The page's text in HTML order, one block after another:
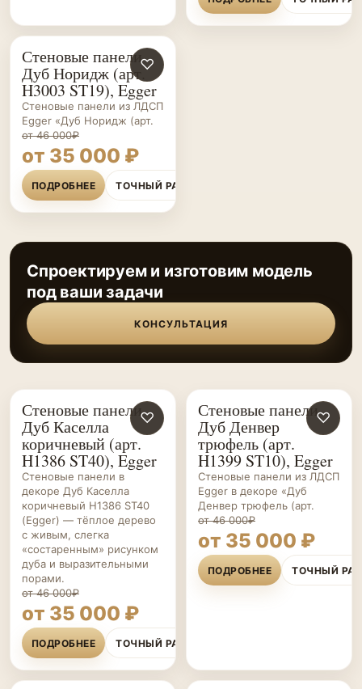
СТЕНОВЫЕ
ПАНЕЛИ НА ЗАКАЗ
♡
Стеновые панели
Дуб Норидж (арт.
H3003 ST19), Egger
Стеновые панели из ЛДСП
Egger «Дуб Норидж (арт.
от 46 000₽
от 35 000 ₽
ПОДРОБНЕЕ ТОЧНЫЙ РАСЧЁТ
Спроектируем и изготовим модель
под ваши задачи
КОНСУЛЬТАЦИЯ
СТЕНОВЫЕ
ПАНЕЛИ НА ЗАКАЗ
♡
Стеновые панели
Дуб Каселла
коричневый (арт.
H1386 ST40), Egger
Стеновые панели в
декоре Дуб Каселла
коричневый H1386 ST40
(Egger) — тёплое дерево
с живым, слегка
«состаренным» рисунком
дуба и выразительными
порами.
от 46 000₽
от 35 000 ₽
ПОДРОБНЕЕ ТОЧНЫЙ РАСЧЁТ
СТЕНОВЫЕ
ПАНЕЛИ НА ЗАКАЗ
♡
Стеновые панели
Дуб Денвер
трюфель (арт.
H1399 ST10), Egger
Стеновые панели из ЛДСП
Egger в декоре «Дуб
Денвер трюфель (арт.
от 46 000₽
от 35 000 ₽
ПОДРОБНЕЕ ТОЧНЫЙ